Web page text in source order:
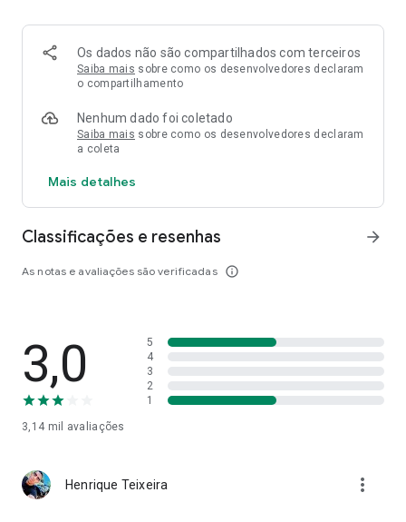
Os dados não são compartilhados com terceiros
Saiba mais sobre como os desenvolvedores declaram
o compartilhamento
Nenhum dado foi coletado
Saiba mais sobre como os desenvolvedores declaram
a coleta
Mais detalhes
Classificações e resenhas
As notas e avaliações são verificadas info_outline
arrow_forward
3,0
3,14 mil avaliações
5
4
3
2
1
Henrique Teixeira more_vert